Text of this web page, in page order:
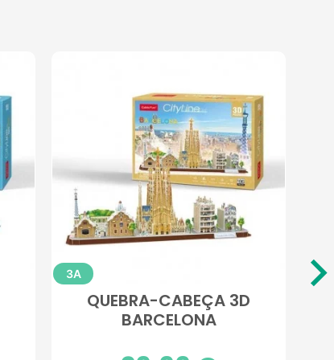
3A
QUEBRA-CABEÇA 3D
BARCELONA
Preço